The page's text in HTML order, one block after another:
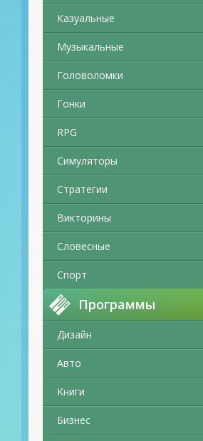
Казуальные
Музыкальные
Головоломки
Гонки
RPG
Симуляторы
Стратегии
Викторины
Словесные
Спорт
Программы
Дизайн
Авто
Книги
Бизнес